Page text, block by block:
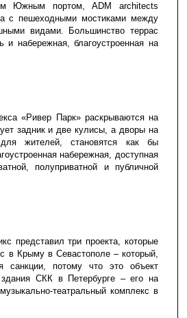
Южным портом, ADM architects
с пешеходными мостиками между
видами. Большинство террас
набережная, благоустроенная на
«Ривер Парк» раскрываются на
задник и две кулисы, а дворы на
жителей, становятся как бы
набережная, доступная
полуприватной и публичной
представил три проекта, которые
в Крыму в Севастополе – который,
санкции, потому что это объект
СКК в Петербурге – его на
театральный комплекс в